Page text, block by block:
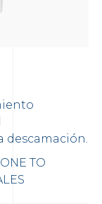
descamación.
TO